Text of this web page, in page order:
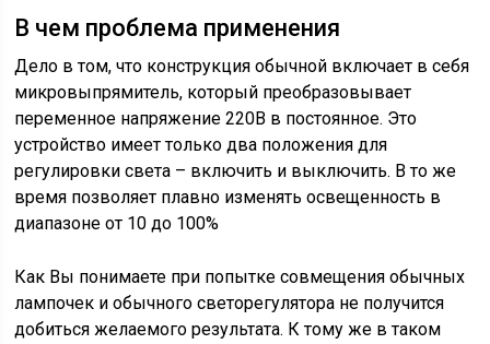
В чем проблема применения
Дело в том, что конструкция обычной включает в себя
микровыпрямитель, который преобразовывает
переменное напряжение 220В в постоянное. Это
устройство имеет только два положения для
регулировки света – включить и выключить. В то же
время позволяет плавно изменять освещенность в
диапазоне от 10 до 100%
Как Вы понимаете при попытке совмещения обычных
лампочек и обычного светорегулятора не получится
добиться желаемого результата. К тому же в таком